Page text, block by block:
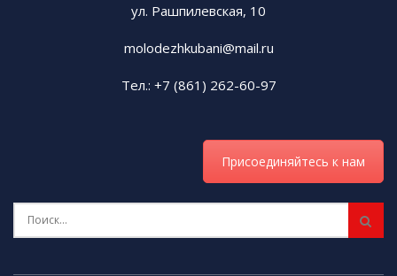
ул. Рашпилевская, 10
molodezhkubani@mail.ru
Тел.: +7 (861) 262-60-97
Присоединяйтесь к нам